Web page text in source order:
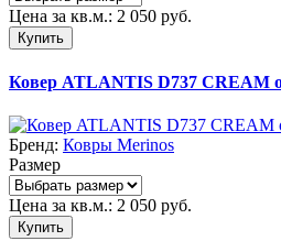
Цена за кв.м.: 2 050 руб.
Купить
Ковер ATLANTIS D737 CREAM
Бренд: Ковры Merinos
Размер
Цена за кв.м.: 2 050 руб.
Купить